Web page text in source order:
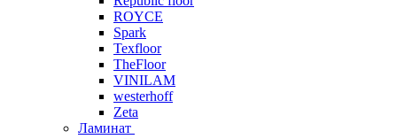
ROYCE
Spark
Texfloor
TheFloor
VINILAM
westerhoff
Zeta
Ламинат